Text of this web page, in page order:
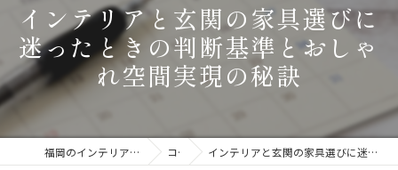
インテリアと玄関の家具選びに
迷ったときの判断基準とおしゃ
れ空間実現の秘訣
福岡のインテリアならマスダホームリビング コラム インテリアと玄関の家具選びに迷ったときの判断基準とおしゃれ空間実現の秘訣